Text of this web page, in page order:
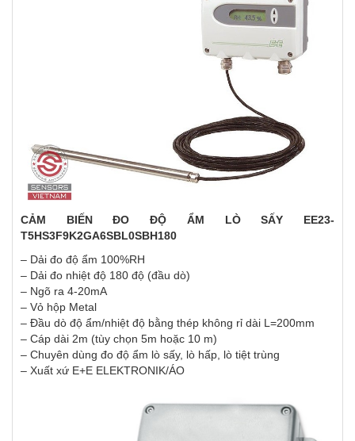
CẢM BIẾN ĐO ĐỘ ẨM LÒ SẤY EE23-
T5HS3F9K2GA6SBL0SBH180
– Dải đo độ ẩm 100%RH
– Dải đo nhiệt độ 180 độ (đầu dò)
– Ngõ ra 4-20mA
– Vỏ hộp Metal
– Đầu dò độ ẩm/nhiệt độ bằng thép không rỉ dài L=200mm
– Cáp dài 2m (tùy chọn 5m hoặc 10 m)
– Chuyên dùng đo độ ẩm lò sấy, lò hấp, lò tiệt trùng
– Xuất xứ E+E ELEKTRONIK/ÁO